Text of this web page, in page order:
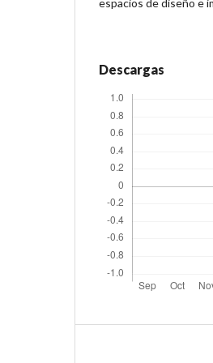
espacios de diseño e
Descargas